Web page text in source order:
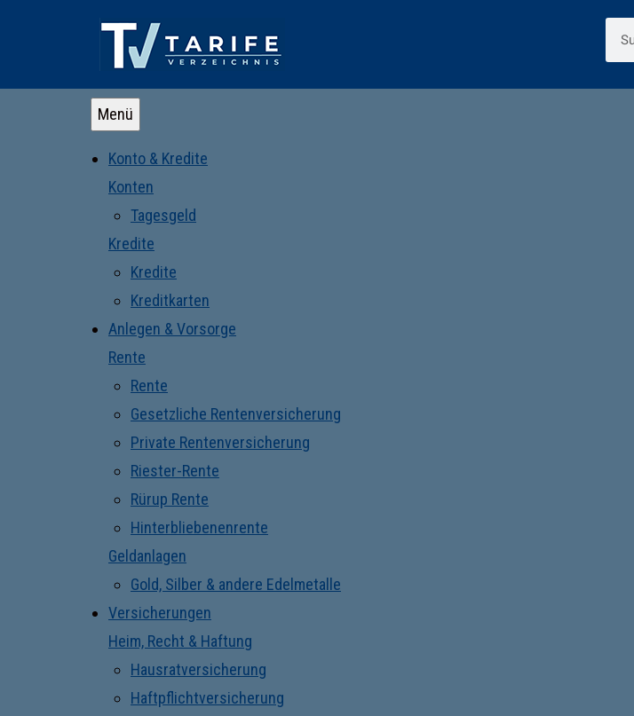
Menü
Konto & Kredite
Konten
Tagesgeld
Kredite
Kredite
Kreditkarten
Anlegen & Vorsorge
Rente
Rente
Gesetzliche Rentenversicherung
Private Rentenversicherung
Riester-Rente
Rürup Rente
Hinterbliebenenrente
Geldanlagen
Gold, Silber & andere Edelmetalle
Versicherungen
Heim, Recht & Haftung
Hausratversicherung
Haftpflichtversicherung